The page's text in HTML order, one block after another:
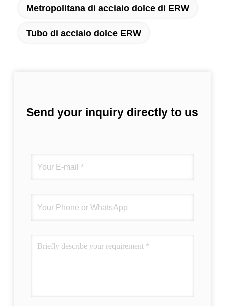
Metropolitana di acciaio dolce di ERW
Tubo di acciaio dolce ERW
Send your inquiry directly to us